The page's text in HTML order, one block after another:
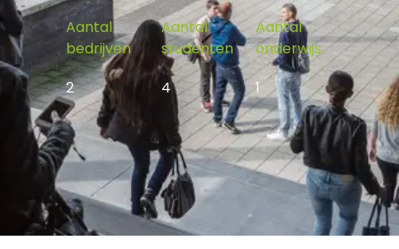
Aantal
bedrijven
2
Aantal
studenten
4
Aantal
onderwijs
1